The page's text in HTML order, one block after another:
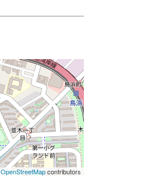
OpenStreetMapcontributors